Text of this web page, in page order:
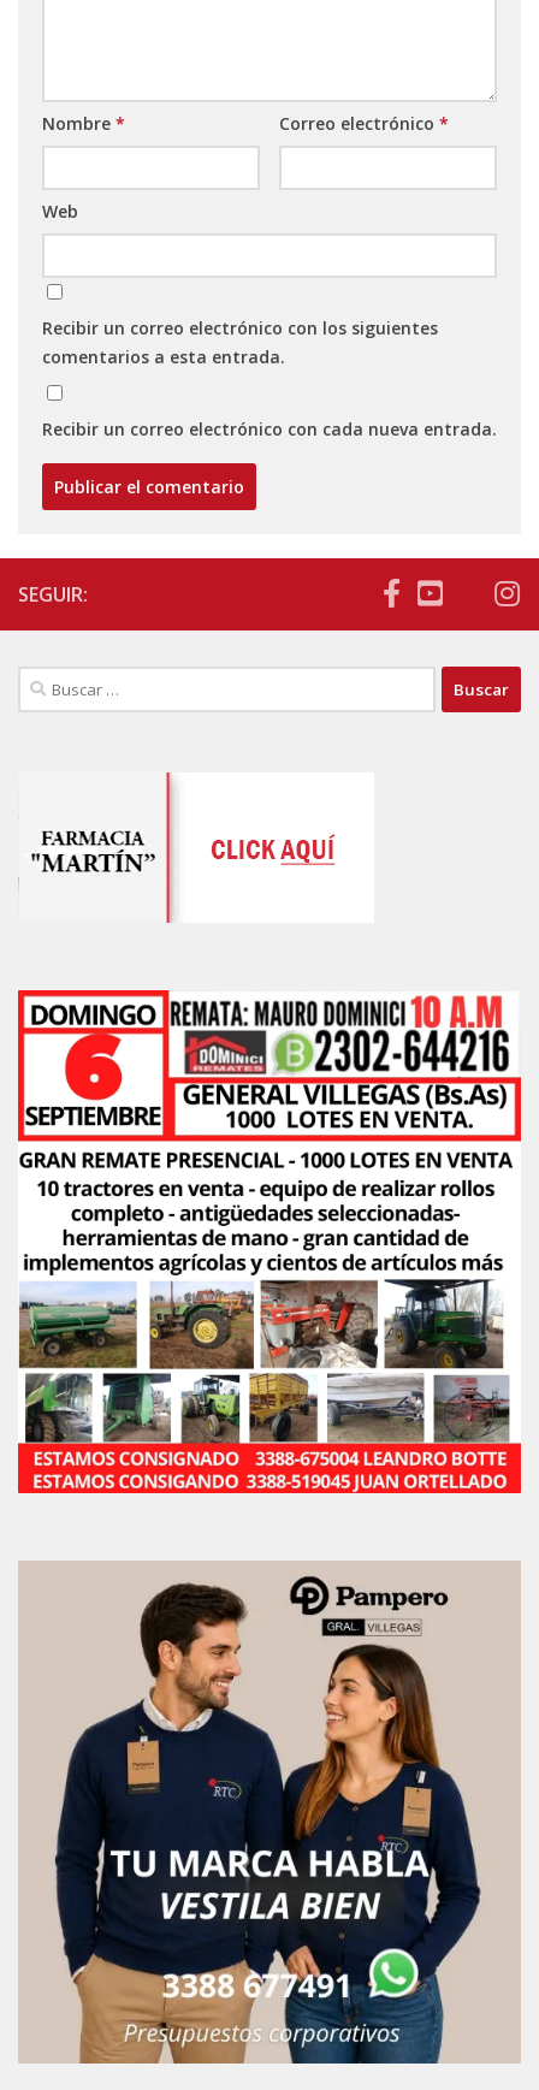
Nombre * Correo electrónico *
Web
Recibir un correo electrónico con los siguientes
comentarios a esta entrada.
Recibir un correo electrónico con cada nueva entrada.
SEGUIR:
Buscar: